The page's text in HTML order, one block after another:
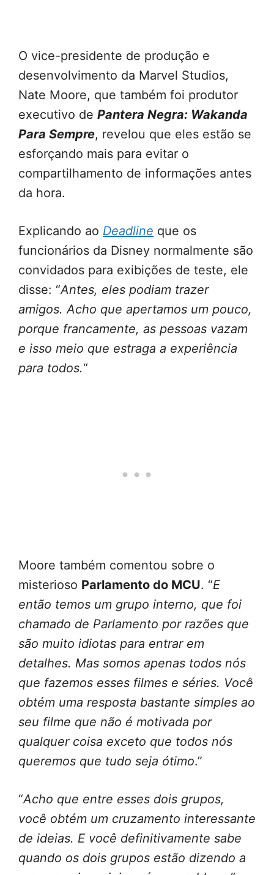
O vice-presidente de produção e
desenvolvimento da Marvel Studios,
Nate Moore, que também foi produtor
executivo de Pantera Negra: Wakanda
Para Sempre, revelou que eles estão se
esforçando mais para evitar o
compartilhamento de informações antes
da hora.
Explicando ao Deadline que os
funcionários da Disney normalmente são
convidados para exibições de teste, ele
disse: “Antes, eles podiam trazer
amigos. Acho que apertamos um pouco,
porque francamente, as pessoas vazam
e isso meio que estraga a experiência
para todos.“
Moore também comentou sobre o
misterioso Parlamento do MCU. “E
então temos um grupo interno, que foi
chamado de Parlamento por razões que
são muito idiotas para entrar em
detalhes. Mas somos apenas todos nós
que fazemos esses filmes e séries. Você
obtém uma resposta bastante simples ao
seu filme que não é motivada por
qualquer coisa exceto que todos nós
queremos que tudo seja ótimo.”
“Acho que entre esses dois grupos,
você obtém um cruzamento interessante
de ideias. E você definitivamente sabe
quando os dois grupos estão dizendo a